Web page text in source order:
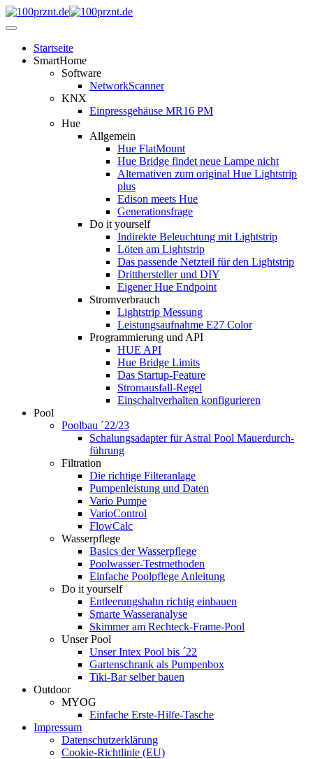
Startseite
SmartHome
Software
NetworkScanner
KNX
Einpressgehäuse MR16 PM
Hue
Allgemein
Hue FlatMount
Hue Bridge findet neue Lampe nicht
Alternativen zum original Hue Lightstrip
plus
Edison meets Hue
Generationsfrage
Do it yourself
Indirekte Beleuchtung mit Lightstrip
Löten am Lightstrip
Das passende Netzteil für den Lightstrip
Dritthersteller und DIY
Eigener Hue Endpoint
Stromverbrauch
Lightstrip Messung
Leistungsaufnahme E27 Color
Programmierung und API
HUE API
Hue Bridge Limits
Das Startup-Feature
Stromausfall-Regel
Einschaltverhalten konfigurieren
Pool
Poolbau ´22/23
Schalungs­adapter für Astral Pool Mauer­durch­
führung
Filtration
Die richtige Filter­anlage
Pumpenleistung und Daten
Vario Pumpe
Vario­Control
FlowCalc
Wasserpflege
Basics der Wasserpflege
Poolwasser-Testmethoden
Einfache Poolpflege Anleitung
Do it yourself
Ent­leerungs­hahn richtig einbauen
Smarte Wasseranalyse
Skimmer am Rechteck-Frame-Pool
Unser Pool
Unser Intex Pool bis ´22
Gartenschrank als Pumpenbox
Tiki-Bar selber bauen
Outdoor
MYOG
Einfache Erste-Hilfe-Tasche
Impressum
Datenschutzerklärung
Cookie-Richtlinie (EU)